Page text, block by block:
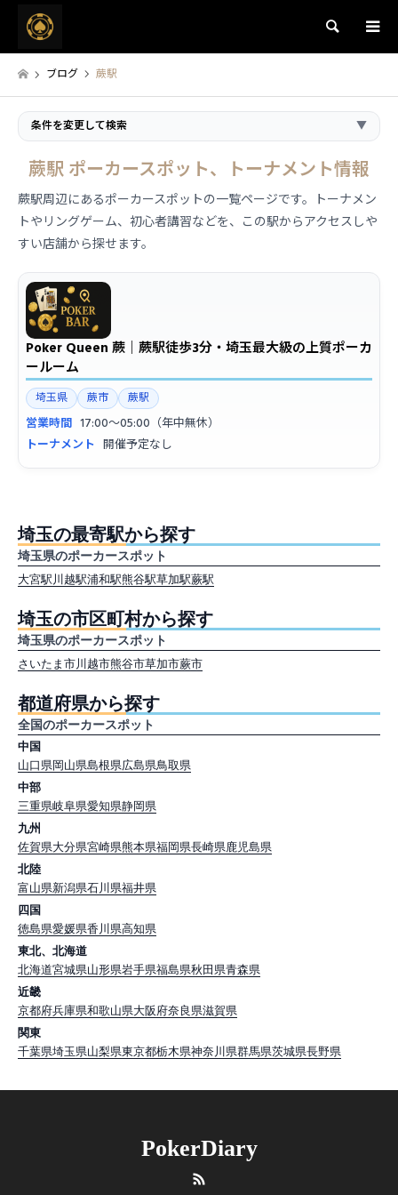
検索
ブログ 蕨駅
条件を変更して検索 ▼
蕨駅 ポーカースポット、トーナメント情報
蕨駅周辺にあるポーカースポットの一覧ページです。トーナメン
トやリングゲーム、初心者講習などを、この駅からアクセスしや
すい店舗から探せます。
Poker Queen 蕨｜蕨駅徒歩3分・埼玉最大級の上質ポーカ
ールーム
埼玉県 蕨市 蕨駅
営業時間 17:00〜05:00（年中無休）
トーナメント 開催予定なし
埼玉の最寄駅から探す
埼玉県のポーカースポット
大宮駅川越駅浦和駅熊谷駅草加駅蕨駅
埼玉の市区町村から探す
埼玉県のポーカースポット
さいたま市川越市熊谷市草加市蕨市
都道府県から探す
全国のポーカースポット
中国
山口県岡山県島根県広島県鳥取県
中部
三重県岐阜県愛知県静岡県
九州
佐賀県大分県宮崎県熊本県福岡県長崎県鹿児島県
北陸
富山県新潟県石川県福井県
四国
徳島県愛媛県香川県高知県
東北、北海道
北海道宮城県山形県岩手県福島県秋田県青森県
近畿
京都府兵庫県和歌山県大阪府奈良県滋賀県
関東
千葉県埼玉県山梨県東京都栃木県神奈川県群馬県茨城県長野県
PokerDiary